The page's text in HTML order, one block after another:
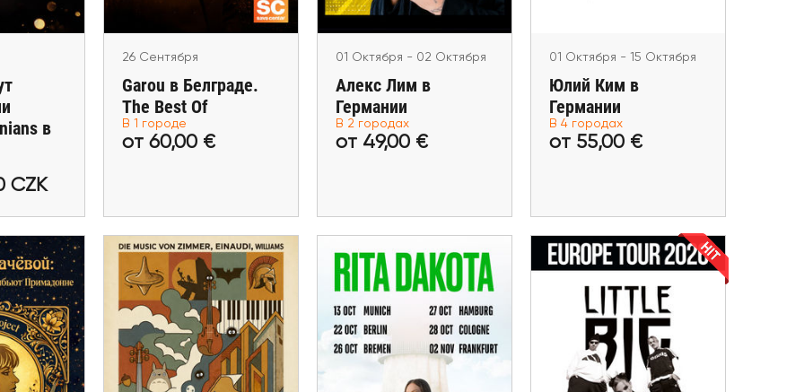
CZK
в
CZK
от 60,00 €
26 Сентября
Garou в Белграде.
The Best Of
В 1 городе
от 60,00 € от 49,00 €
01 Октября - 02 Октября
Алекс Лим в
Германии
В 2 городах
от 49,00 € от 55,00 €
01 Октября - 15 Октября
Юлий Ким в
Германии
В 4 городах
от 55,00 €